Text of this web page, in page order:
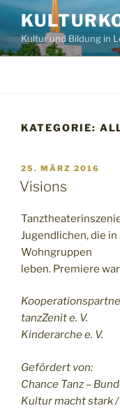
Zum
Inhalt
springenKultur und Bildung in
KATEGORIE:
VERÖFFENTLICHT
AM
25. MÄRZ 2016
Visions
Jugendlichen, die
Wohngruppen
leben. Premiere
tanzZenit e. V.
Kinderarche e. V.
Gefördert von:
Chance Tanz –
Kultur macht stark